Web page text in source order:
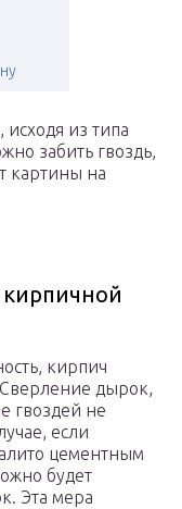
из типа
забить гвоздь,
картины на
кирпичной
кирпич
дырок,
гвоздей не
если
цементным
будет
Эта мера